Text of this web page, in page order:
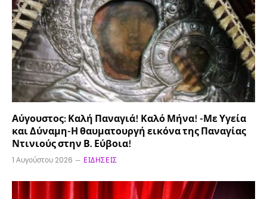
Αύγουστος: Καλή Παναγιά! Καλό Μήνα! -Με Υγεία
και Δύναμη-Η θαυματουργή εικόνα της Παναγίας
Ντινιούς στην Β. Εύβοια!
1 Αυγούστου 2026 ΕΙΔΉΣΕΙΣ